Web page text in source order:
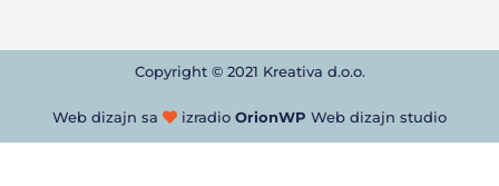
Copyright © 2021 Kreativa d.o.o.
Web dizajn sa izradio OrionWP Web dizajn studio